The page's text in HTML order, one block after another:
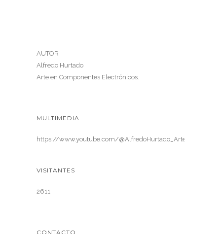
AUTOR
Alfredo Hurtado
Arte en Componentes Electrónicos.
MULTIMEDIA
https://www.youtube.com/@AlfredoHurtado_ArteElectronica
VISITANTES
2611
CONTACTO